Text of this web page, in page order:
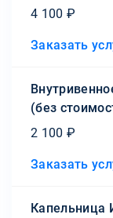
4 100 ₽
Заказать
(без
2 100 ₽
Заказать
Капельница